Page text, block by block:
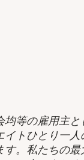
等の雇用主
トひとり一
。私たちの